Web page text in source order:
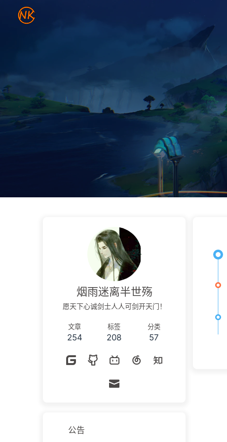
烟雨迷离半世殇
愿天下心诚剑士人人可剑开天门！
文章
254
标签
208
分类
57
公告